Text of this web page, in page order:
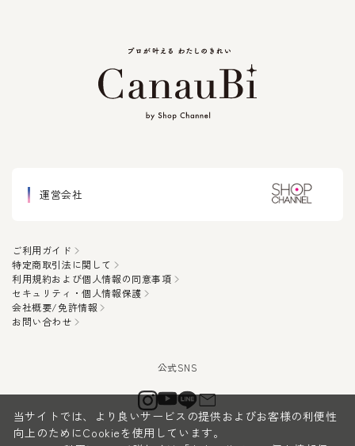
運営会社
ご利用ガイド
特定商取引法に関して
利用規約および個人情報の同意事項
セキュリティ・個人情報保護
会社概要/免許情報
お問い合わせ
当サイトでは、より良いサービスの提供およびお客様の利便性
向上のためにCookieを使用しています。